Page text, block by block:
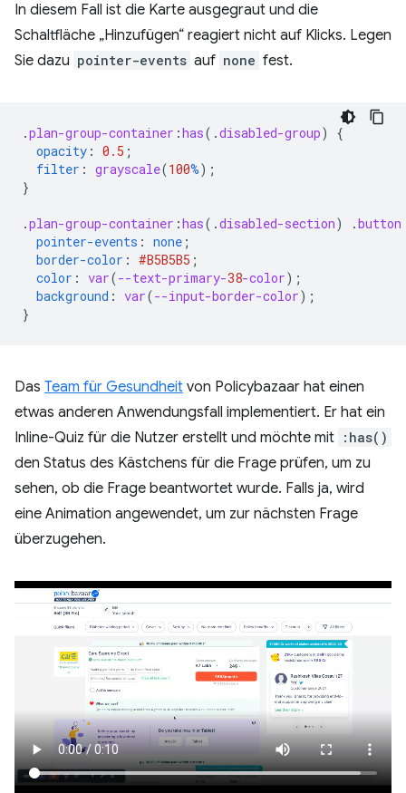
In diesem Fall ist die Karte ausgegraut und die
Schaltfläche „Hinzufügen“ reagiert nicht auf Klicks. Legen
Sie dazu pointer-events auf none fest.
.plan-group-container :has( .disabled-group)
{
opacity : 0.5 ;
filter : grayscale(100%);
}
.plan-group-container :has( .disabled-section) .button
pointer-events : none ;
border-color : #B5B5B5 ;
color : var(--text-primary-38-color);
background : var(--input-border-color);
}
Das Team für Gesundheit von Policybazaar hat einen
etwas anderen Anwendungsfall implementiert. Er hat ein
Inline-Quiz für die Nutzer erstellt und möchte mit :has()
den Status des Kästchens für die Frage prüfen, um zu
sehen, ob die Frage beantwortet wurde. Falls ja, wird
eine Animation angewendet, um zur nächsten Frage
überzugehen.